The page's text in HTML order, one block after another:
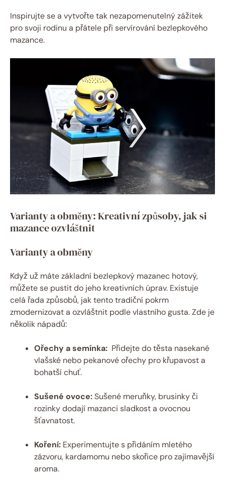
Inspirujte‌ se a vytvořte‍ tak nezapomenutelný zážitek
pro svoji rodinu ‍a ⁢přátele při‌ servírování bezlepkového
mazance.
Varianty a obměny: Kreativní způsoby, jak si
mazance ozvláštnit
Varianty a obměny
Když už ⁢máte základní bezlepkový⁤ mazanec hotový,
můžete se pustit do jeho ⁤kreativních ⁤úprav. Existuje
celá řada způsobů, jak tento‌ tradiční⁢ pokrm
zmodernizovat a ozvláštnit podle vlastního gusta. Zde je
několik nápadů:
Ořechy ⁢a semínka: ‌ Přidejte do těsta ‌nasekané⁤
vlašské nebo ⁤pekanové⁣ ořechy pro křupavost‌ a
bohatší⁢ chuť.
Sušené ovoce:Sušené meruňky, brusinky či
rozinky⁢ dodají mazanci sladkost a ovocnou
šťavnatost.
Koření: Experimentujte s⁢ přidáním mletého
zázvoru, kardamomu nebo skořice⁢ pro zajímavější
aroma.